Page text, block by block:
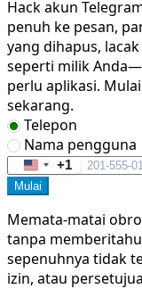
Hack akun
penuh ke pesan,
yang dihapus,
seperti milik
perlu aplikasi.
sekarang.
Telepon
Nama pengguna
United
States
+1
Mulai
Memata-matai
tanpa
sepenuhnya tidak
izin, atau